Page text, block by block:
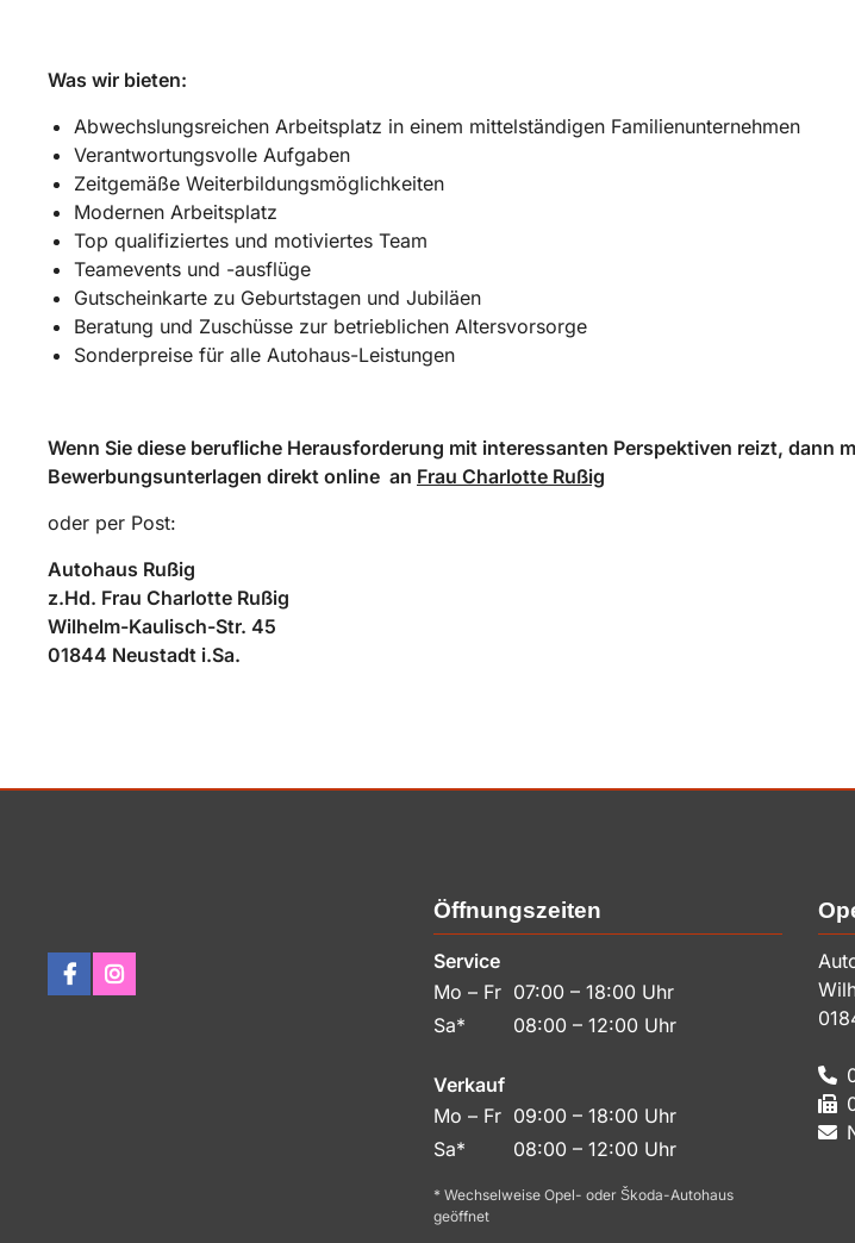
Was wir bieten:
Abwechslungsreichen Arbeitsplatz in einem mittelständigen Familienunternehmen
Verantwortungsvolle Aufgaben
Zeitgemäße Weiterbildungsmöglichkeiten
Modernen Arbeitsplatz
Top qualifiziertes und motiviertes Team
Teamevents und -ausflüge
Gutscheinkarte zu Geburtstagen und Jubiläen
Beratung und Zuschüsse zur betrieblichen Altersvorsorge
Sonderpreise für alle Autohaus-Leistungen
Wenn Sie diese berufliche Herausforderung mit interessanten Perspektiven reizt, dann
Bewerbungsunterlagen direkt online an Frau Charlotte Rußig
oder per Post:
Autohaus Rußig
z.Hd. Frau Charlotte Rußig
Wilhelm-Kaulisch-Str. 45
01844 Neustadt i.Sa.
Öffnungszeiten
Service
Mo – Fr 07:00 – 18:00 Uhr
Sa*
08:00 – 12:00 Uhr
Verkauf
Mo – Fr 09:00 – 18:00 Uhr
Sa*
08:00 – 12:00 Uhr
* Wechselweise Opel- oder Škoda-Autohaus
geöffnet